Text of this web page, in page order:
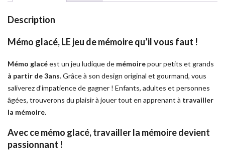
Description
Mémo glacé, LE jeu de mémoire qu’il vous faut !
Mémo glacéest un jeu ludique de mémoirepour petits et grands
à partir de 3ans. Grâce à son design original et gourmand, vous
saliverez d’impatience de gagner ! Enfants, adultes et personnes
âgées, trouverons du plaisir à jouer tout en apprenant à travailler
la mémoire.
Avec ce mémo glacé, travailler la mémoire devient
passionnant !